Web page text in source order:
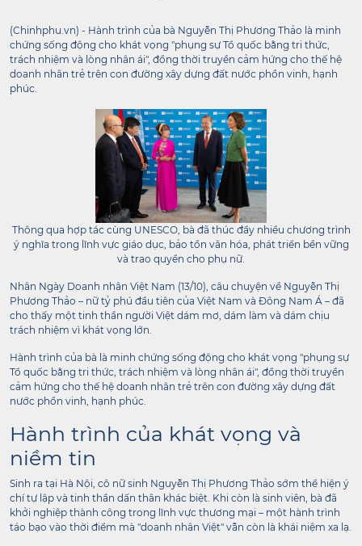
(Chinhphu.vn) - Hành trình của bà Nguyễn Thị Phương Thảo là minh
chứng sống động cho khát vọng "phụng sự Tổ quốc bằng tri thức,
trách nhiệm và lòng nhân ái", đồng thời truyền cảm hứng cho thế hệ
doanh nhân trẻ trên con đường xây dựng đất nước phồn vinh, hạnh
phúc.
Thông qua hợp tác cùng UNESCO, bà đã thúc đẩy nhiều chương trình
ý nghĩa trong lĩnh vực giáo dục, bảo tồn văn hóa, phát triển bền vững
và trao quyền cho phụ nữ.
Nhân Ngày Doanh nhân Việt Nam (13/10), câu chuyện về Nguyễn Thị
Phương Thảo – nữ tỷ phú đầu tiên của Việt Nam và Đông Nam Á – đã
cho thấy một tinh thần người Việt dám mơ, dám làm và dám chịu
trách nhiệm vì khát vọng lớn.
Hành trình của bà là minh chứng sống động cho khát vọng "phụng sự
Tổ quốc bằng tri thức, trách nhiệm và lòng nhân ái", đồng thời truyền
cảm hứng cho thế hệ doanh nhân trẻ trên con đường xây dựng đất
nước phồn vinh, hạnh phúc.
Hành trình của khát vọng và
niềm tin
Sinh ra tại Hà Nội, cô nữ sinh Nguyễn Thị Phương Thảo sớm thể hiện ý
chí tự lập và tinh thần dấn thân khác biệt. Khi còn là sinh viên, bà đã
khởi nghiệp thành công trong lĩnh vực thương mại – một hành trình
táo bạo vào thời điểm mà "doanh nhân Việt" vẫn còn là khái niệm xa lạ.